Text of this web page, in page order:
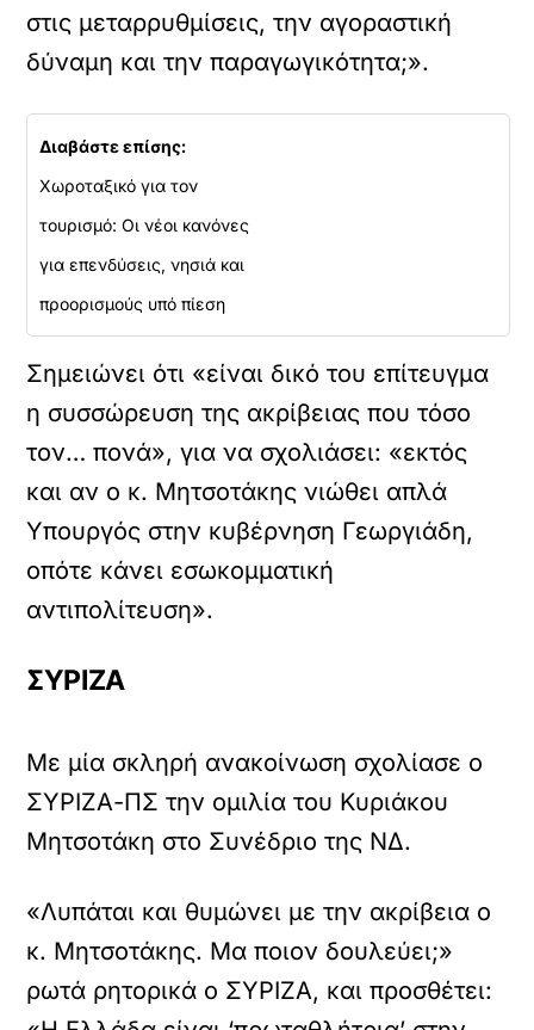
στις μεταρρυθμίσεις, την αγοραστική
δύναμη και την παραγωγικότητα;».
Διαβάστε επίσης:
Χωροταξικό για τον
τουρισμό: Οι νέοι κανόνες
για επενδύσεις, νησιά και
προορισμούς υπό πίεση
Σημειώνει ότι «είναι δικό του επίτευγμα
η συσσώρευση της ακρίβειας που τόσο
τον… πονά», για να σχολιάσει: «εκτός
και αν ο κ. Μητσοτάκης νιώθει απλά
Υπουργός στην κυβέρνηση Γεωργιάδη,
οπότε κάνει εσωκομματική
αντιπολίτευση».
ΣΥΡΙΖΑ
Με μία σκληρή ανακοίνωση σχολίασε ο
ΣΥΡΙΖΑ-ΠΣ την ομιλία του Κυριάκου
Μητσοτάκη στο Συνέδριο της ΝΔ.
«Λυπάται και θυμώνει με την ακρίβεια ο
κ. Μητσοτάκης. Μα ποιον δουλεύει;»
ρωτά ρητορικά ο ΣΥΡΙΖΑ, και προσθέτει: